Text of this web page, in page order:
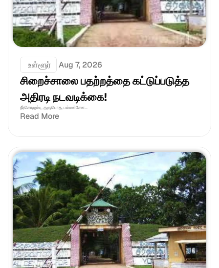
உள்ளூர் Aug 7, 2026
சிறைச்சாலை பதற்றத்தை கட்டுப்படுத்த
அதிரடி நடவடிக்கை!
நீர்கொழும்பு, தளுபொத, பல்லன்சேன...
Read More